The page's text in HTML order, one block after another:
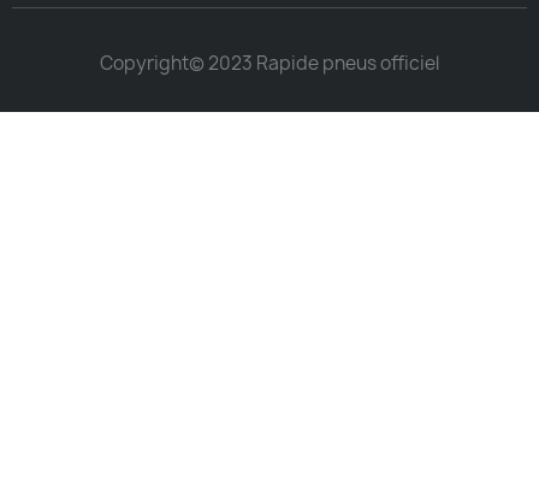
Copyright© 2023 Rapide pneus officiel